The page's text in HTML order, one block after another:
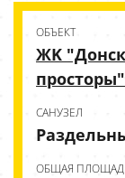
ОБЪЕКТ
ЖK
CАНУЗЕЛ
ОБЩАЯ